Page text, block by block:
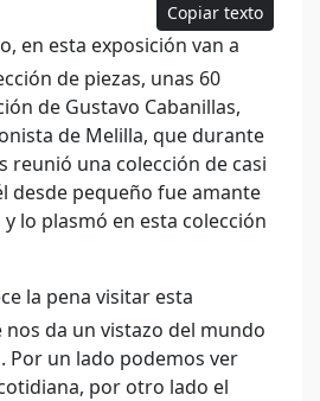
Copiar texto
en esta exposición van a
de piezas, unas 60
de Gustavo Cabanillas,
de Melilla, que durante
reunió una colección de casi
desde pequeño fue amante
lo plasmó en esta colección
la pena visitar esta
da un vistazo del mundo
Por un lado podemos ver
por otro lado el